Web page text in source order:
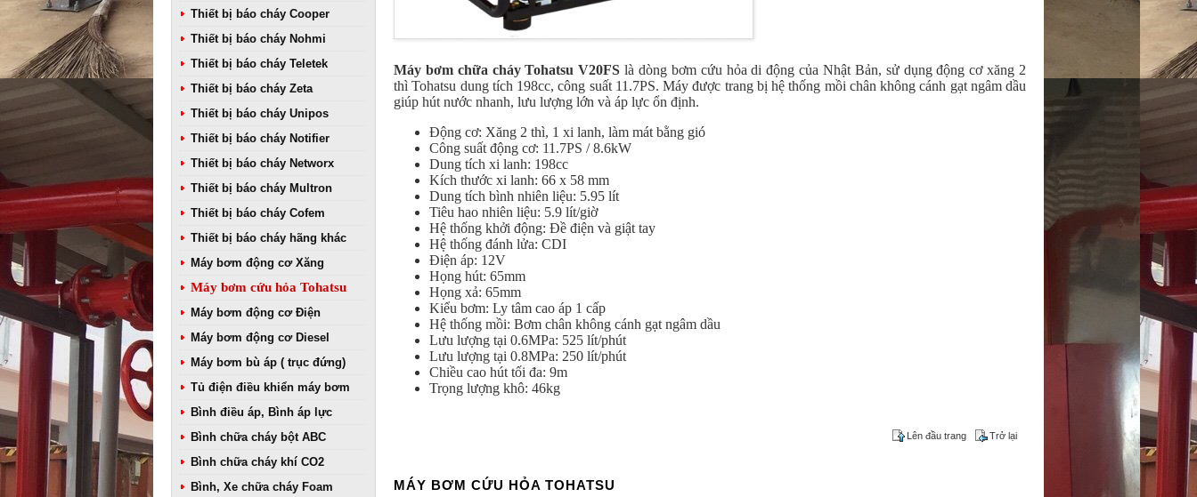
Thiết bị báo cháy Cooper
Thiết bị báo cháy Nohmi
Thiết bị báo cháy Teletek
Thiết bị báo cháy Zeta
Thiết bị báo cháy Unipos
Thiết bị báo cháy Notifier
Thiết bị báo cháy Networx
Thiết bị báo cháy Multron
Thiết bị báo cháy Cofem
Thiết bị báo cháy hãng khác
Máy bơm động cơ Xăng
Máy bơm cứu hỏa Tohatsu
Máy bơm động cơ Điện
Máy bơm động cơ Diesel
Máy bơm bù áp ( trục đứng)
Tủ điện điều khiển máy bơm
Bình điều áp, Bình áp lực
Bình chữa cháy bột ABC
Bình chữa cháy khí CO2
Bình, Xe chữa cháy Foam
Máy bơm chữa cháy Tohatsu V20FS là dòng bơm cứu hỏa di động của Nhật Bản, sử dụng động cơ xăng 2
thì Tohatsu dung tích 198cc, công suất 11.7PS. Máy được trang bị hệ thống mồi chân không cánh gạt ngâm dầu
giúp hút nước nhanh, lưu lượng lớn và áp lực ổn định.
Động cơ: Xăng 2 thì, 1 xi lanh, làm mát bằng gió
Công suất động cơ: 11.7PS / 8.6kW
Dung tích xi lanh: 198cc
Kích thước xi lanh: 66 x 58 mm
Dung tích bình nhiên liệu: 5.95 lít
Tiêu hao nhiên liệu: 5.9 lít/giờ
Hệ thống khởi động: Đề điện và giật tay
Hệ thống đánh lửa: CDI
Điện áp: 12V
Họng hút: 65mm
Họng xả: 65mm
Kiểu bơm: Ly tâm cao áp 1 cấp
Hệ thống mồi: Bơm chân không cánh gạt ngâm dầu
Lưu lượng tại 0.6MPa: 525 lít/phút
Lưu lượng tại 0.8MPa: 250 lít/phút
Chiều cao hút tối đa: 9m
Trọng lượng khô: 46kg
Lên đầu trang Trở lại
MÁY BƠM CỨU HỎA TOHATSU